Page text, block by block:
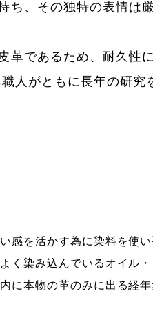
ち、その独特の表情は
革であるため、耐久性
人がともに長年の研究
感を活かす為に染料を使
く染み込んでいるオイル
に本物の革のみに出る経